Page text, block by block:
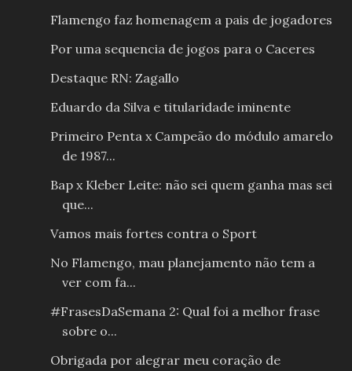
Flamengo faz homenagem a pais de jogadores
Por uma sequencia de jogos para o Caceres
Destaque RN: Zagallo
Eduardo da Silva e titularidade iminente
Primeiro Penta x Campeão do módulo amarelo
de 1987...
Bap x Kleber Leite: não sei quem ganha mas sei
que...
Vamos mais fortes contra o Sport
No Flamengo, mau planejamento não tem a
ver com fa...
#FrasesDaSemana 2: Qual foi a melhor frase
sobre o...
Obrigada por alegrar meu coração de